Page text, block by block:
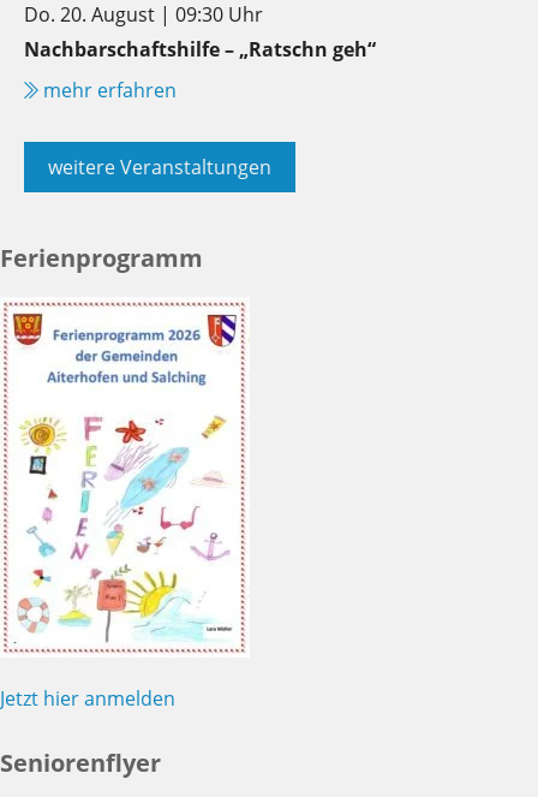
Do. 20. August | 09:30 Uhr
Nachbarschaftshilfe – „Ratschn geh“
mehr erfahren
weitere Veranstaltungen
Ferienprogramm
Jetzt hier anmelden
Seniorenflyer